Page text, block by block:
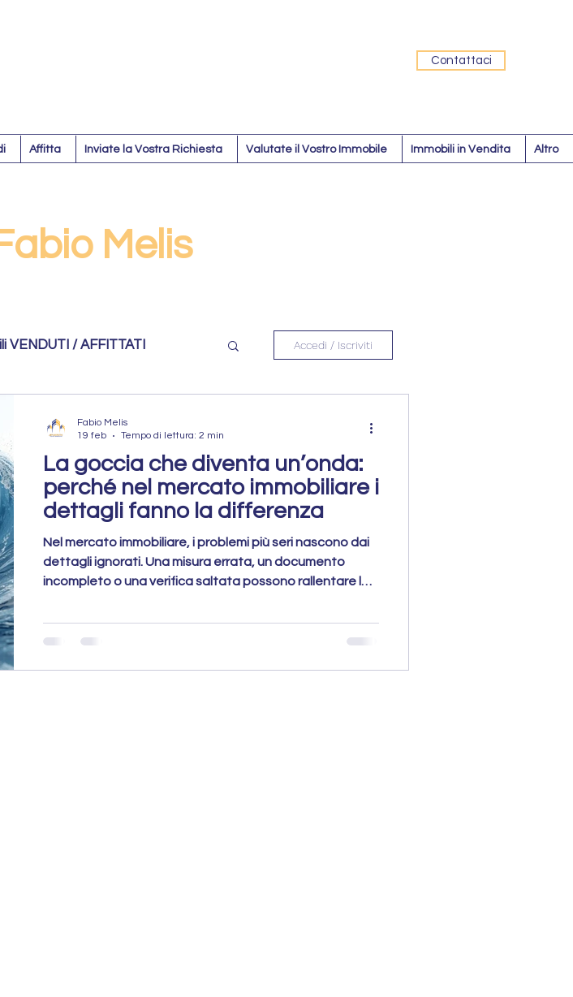
Contattaci
Affitta Inviate la Vostra Richiesta Valutate il Vostro Immobile Immobili in Vendita Altro
Melis
VENDUTI / AFFITTATI
Errori da evitare
dell’Immobile
Accedi / Iscriviti
La goccia che diventa un’onda:
perché nel mercato immobiliare i
dettagli fanno la differenza
Nel mercato immobiliare, i problemi più seri nascono dai
dettagli ignorati. Una misura errata, un documento
incompleto o una verifica saltata possono rallentare la
l’acquirente. Preparare la casa in modo accurato è
l’unico modo per evitare che una piccola goccia diventi
Fabio Melis
19 feb
Tempo di lettura: 2 min